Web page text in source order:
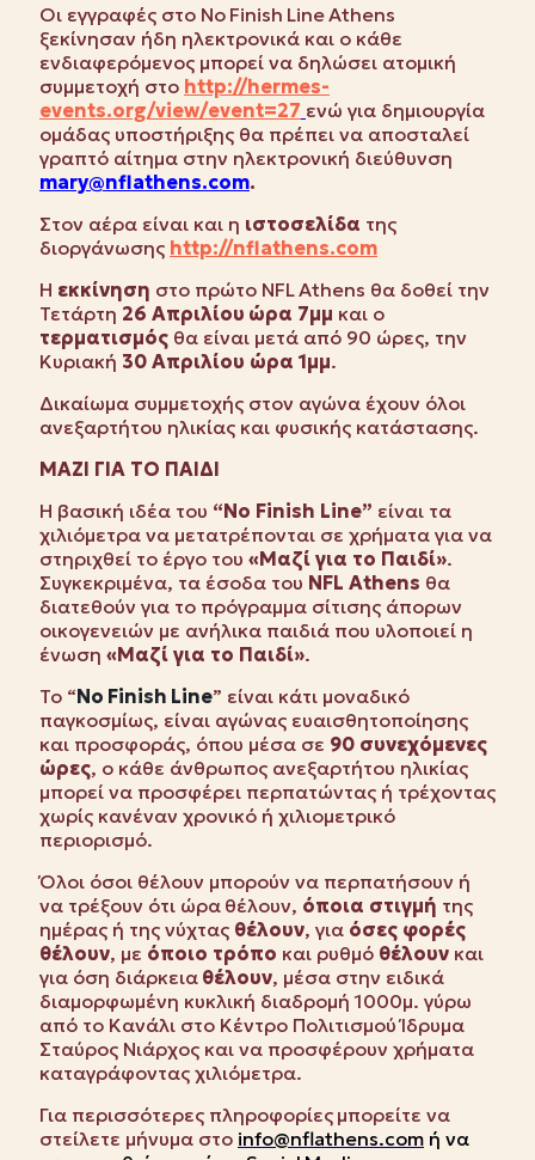
Οι εγγραφές στο No Finish LineAthens
ξεκίνησαν ήδη ηλεκτρονικά και ο κάθε
ενδιαφερόμενος μπορεί να δηλώσει ατομική
συμμετοχή στο http://hermes-
events.org/view/event=27 ενώ για δημιουργία
ομάδας υποστήριξης θα πρέπει να αποσταλεί
γραπτό αίτημα στην ηλεκτρονική διεύθυνση
mary@nflathens.com.
Στον αέρα είναι και η ιστοσελίδα της
διοργάνωσης http://nflathens.com
Η εκκίνηση στο πρώτο NFLAthens θα δοθεί την
Τετάρτη 26 Απριλίου ώρα 7μμ και ο
τερματισμός θα είναι μετά από 90 ώρες, την
Κυριακή 30 Απριλίου ώρα 1μμ.
Δικαίωμα συμμετοχής στον αγώνα έχουν όλοι
ανεξαρτήτου ηλικίας και φυσικής κατάστασης.
ΜΑΖΙ ΓΙΑ ΤΟ ΠΑΙΔΙ
Η βασική ιδέα του “No Finish Line” είναι τα
χιλιόμετρα να μετατρέπονται σε χρήματα για να
στηριχθεί το έργο του «Μαζί για το Παιδί».
Συγκεκριμένα, τα έσοδα του NFL Athens θα
διατεθούν για το πρόγραμμα σίτισης άπορων
οικογενειών με ανήλικα παιδιά που υλοποιεί η
ένωση «Μαζί για το Παιδί».
Το “No Finish Line” είναι κάτι μοναδικό
παγκοσμίως, είναι αγώνας ευαισθητοποίησης
και προσφοράς, όπου μέσα σε 90 συνεχόμενες
ώρες, ο κάθε άνθρωπος ανεξαρτήτου ηλικίας
μπορεί να προσφέρει περπατώντας ή τρέχοντας
χωρίς κανέναν χρονικό ή χιλιομετρικό
περιορισμό.
Όλοι όσοι θέλουν μπορούν να περπατήσουν ή
να τρέξουν ότι ώρα θέλουν, όποια στιγμή της
ημέρας ή της νύχτας θέλουν, για όσες φορές
θέλουν, με όποιο τρόπο και ρυθμό θέλουν και
για όση διάρκεια θέλουν, μέσα στην ειδικά
διαμορφωμένη κυκλική διαδρομή 1000μ. γύρω
από το Kανάλι στο Κέντρο Πολιτισμού Ίδρυμα
Σταύρος Νιάρχος και να προσφέρουν χρήματα
καταγράφοντας χιλιόμετρα.
Για περισσότερες πληροφορίες μπορείτε να
στείλετε μήνυμα στο info@nflathens.com ή να